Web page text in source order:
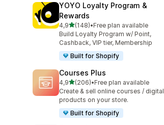
YOYO Loyalty Program &
Rewards
4,9de 5 estrelas
(148)
148 total de avaliações
•Free plan available
Build Loyalty Program w/ Point,
Cashback, VIP tier, Membership
Built for Shopify
Courses Plus
4,9de 5 estrelas
(206)
206 total de avaliações
•Free plan available
Create & sell online courses / digital
products on your store.
Built for Shopify